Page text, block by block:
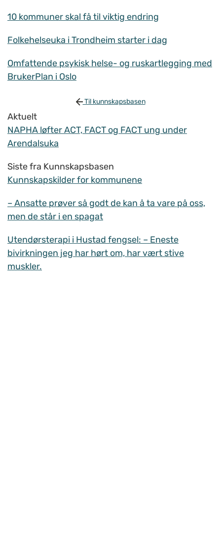
10 kommuner skal få til viktig endring
Folkehelseuka i Trondheim starter i dag
Omfattende psykisk helse- og ruskartlegging med
BrukerPlan i Oslo
Til kunnskapsbasen
Aktuelt
NAPHA løfter ACT, FACT og FACT ung under
Arendalsuka
Siste fra Kunnskapsbasen
Kunnskapskilder for kommunene
– Ansatte prøver så godt de kan å ta vare på oss,
men de står i en spagat
Utendørsterapi i Hustad fengsel: – Eneste
bivirkningen jeg har hørt om, har vært stive
muskler.